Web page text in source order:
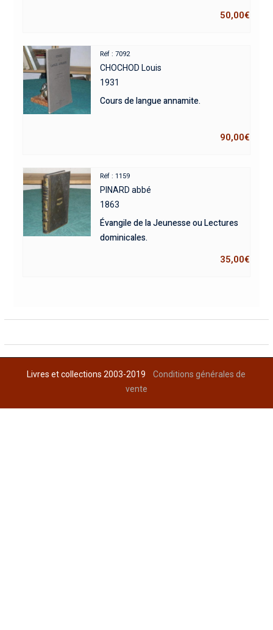
50,00€
Réf : 7092
CHOCHOD Louis
1931
Cours de langue annamite.
90,00€
Réf : 1159
PINARD abbé
1863
Évangile de la Jeunesse ou Lectures
dominicales.
35,00€
Livres et collections 2003-2019Conditions générales de
vente